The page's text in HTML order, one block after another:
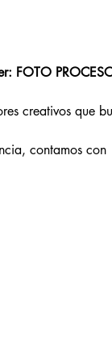
FOTO
creativos que
contamos